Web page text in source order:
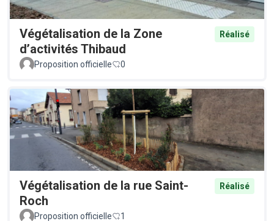
Végétalisation de la Zone
d’activités Thibaud
Réalisé
Proposition officielle 0
Végétalisation de la rue Saint-
Roch
Réalisé
Proposition officielle 1